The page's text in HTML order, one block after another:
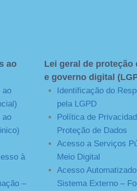
ao
ao
ao
à
–
Lei geral de proteção
e governo digital
Identificação do
pela LGPD
Política de
Proteção de Dados
Acesso a Serviços
Meio Digital
Acesso
Sistema Externo –